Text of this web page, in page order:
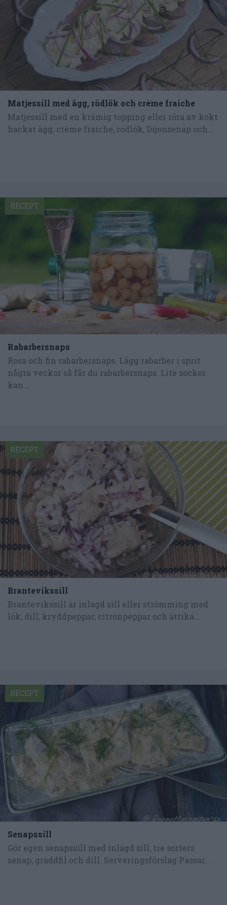
Matjessill med ägg, rödlök och crème fraiche
Matjessill med en krämig topping eller röra av kokt
hackat ägg, crème fraiche, rödlök, Dijonsenap och...
Rabarbersnaps
Rosa och fin rabarbersnaps. Lägg rabarber i sprit
några veckor så får du rabarbersnaps. Lite socker
kan...
RECEPT
Brantevikssill
Brantevikssill är inlagd sill eller strömming med
lök, dill, kryddpeppar, citronpeppar och ättika...
RECEPT
Senapssill
Gör egen senapssill med inlagd sill, tre sorters
senap, gräddfil och dill. Serveringsförslag Passar...
RECEPT